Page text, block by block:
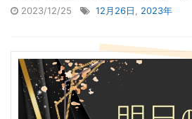
2023/12/25 12月26日 2023年